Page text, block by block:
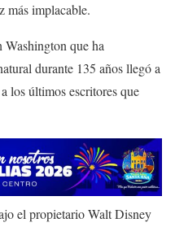
más implacable.
Washington que ha
durante 135 años llegó a
los últimos escritores que
el propietario Walt Disney